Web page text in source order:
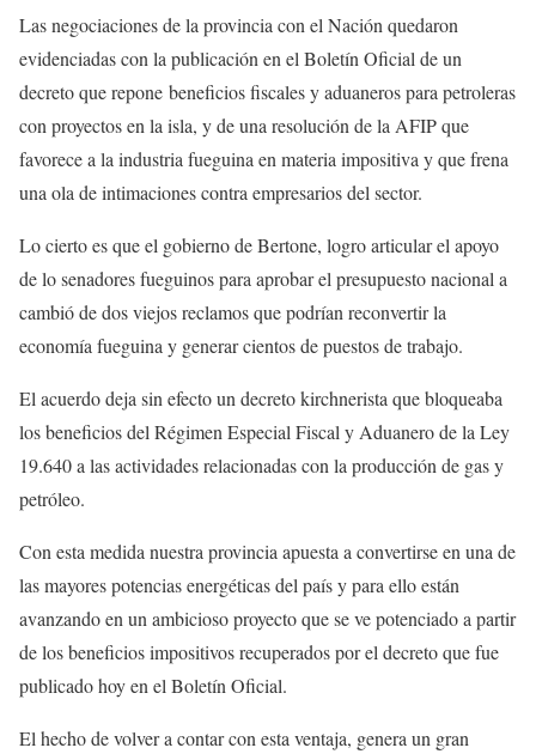
Las negociaciones de la provincia con el Nación quedaron
evidenciadas con la publicación en el Boletín Oficial de un
decreto que repone beneficios fiscales y aduaneros para petroleras
con proyectos en la isla, y de una resolución de la AFIP que
favorece a la industria fueguina en materia impositiva y que frena
una ola de intimaciones contra empresarios del sector.
Lo cierto es que el gobierno de Bertone, logro articular el apoyo
de lo senadores fueguinos para aprobar el presupuesto nacional a
cambió de dos viejos reclamos que podrían reconvertir la
economía fueguina y generar cientos de puestos de trabajo.
El acuerdo deja sin efecto un decreto kirchnerista que bloqueaba
los beneficios del Régimen Especial Fiscal y Aduanero de la Ley
19.640 a las actividades relacionadas con la producción de gas y
petróleo.
Con esta medida nuestra provincia apuesta a convertirse en una de
las mayores potencias energéticas del país y para ello están
avanzando en un ambicioso proyecto que se ve potenciado a partir
de los beneficios impositivos recuperados por el decreto que fue
publicado hoy en el Boletín Oficial.
El hecho de volver a contar con esta ventaja, genera un gran